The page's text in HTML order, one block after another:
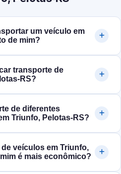
um veículo em
de mim?
transporte de
de diferentes
Triunfo, Pelotas‑RS?
veículos em Triunfo,
é mais econômico?